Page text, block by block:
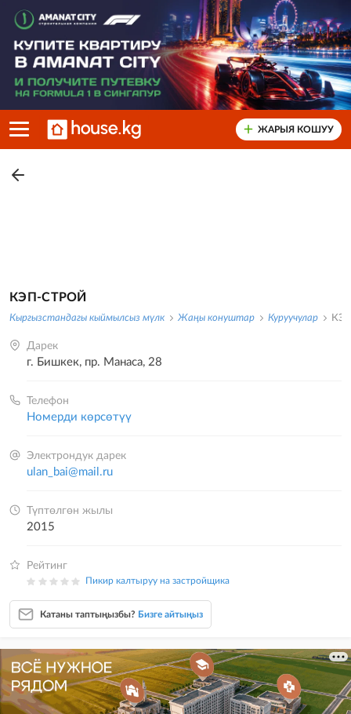
ЖАРЫЯ КОШУУ
КЭП-СТРОЙ
Кыргызстандагы кыймылсыз мүлк Жаңы конуштар Куруучулар
Дарек
г. Бишкек, пр. Манаса, 28
Телефон
Номерди көрсөтүү
Электрондук дарек
ulan_bai@mail.ru
Түптөлгөн жылы
2015
Рейтинг
Пикир калтыруу на застройщика
Катаны таптыңызбы? Бизге айтыңыз